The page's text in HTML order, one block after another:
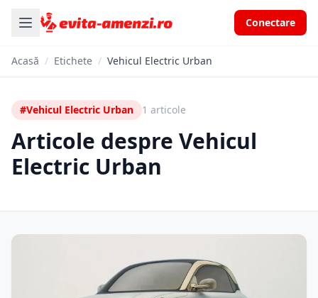
Conectare
Acasă / Etichete / Vehicul Electric Urban
#Vehicul Electric Urban 1 articole
Articole despre Vehicul
Electric Urban